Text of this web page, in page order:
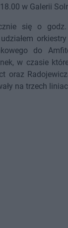
w Galerii
się o
do
w czasie
oraz
na trzech